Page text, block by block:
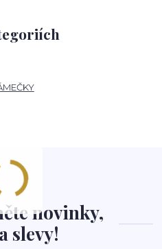
novinky,
slevy!